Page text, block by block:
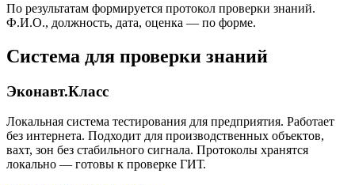
По результатам формируется протокол проверки знаний.
Ф.И.О., должность, дата, оценка — по форме.
Система для проверки знаний
Эконавт.Класс
Локальная система тестирования для предприятия. Работает
без интернета. Подходит для производственных объектов,
вахт, зон без стабильного сигнала. Протоколы хранятся
локально — готовы к проверке ГИТ.